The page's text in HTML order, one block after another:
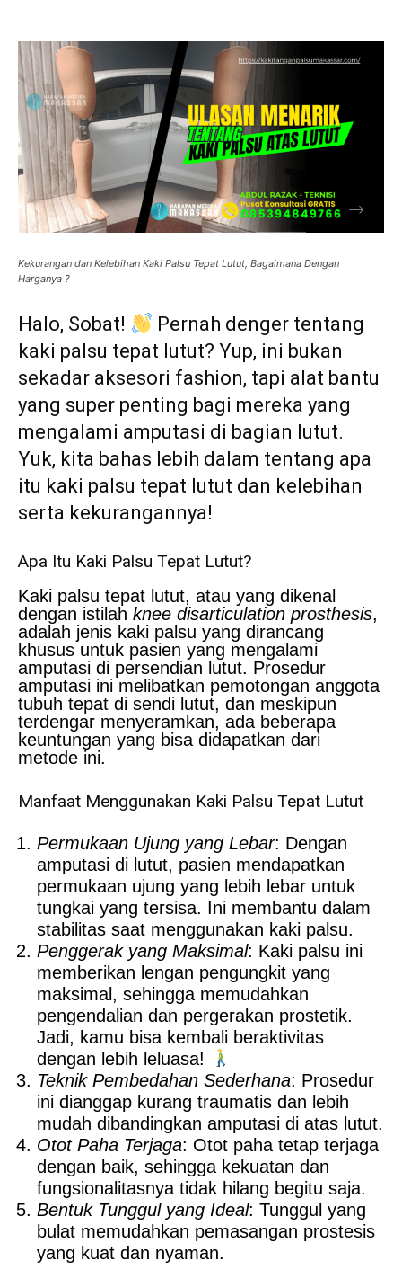
Kekurangan dan Kelebihan Kaki Palsu Tepat Lutut, Bagaimana Dengan
Harganya ?
Halo, Sobat!
Pernah denger tentang
kaki palsu tepat lutut? Yup, ini bukan
sekadar aksesori fashion, tapi alat bantu
yang super penting bagi mereka yang
mengalami amputasi di bagian lutut.
Yuk, kita bahas lebih dalam tentang apa
itu kaki palsu tepat lutut dan kelebihan
serta kekurangannya!
Apa Itu Kaki Palsu Tepat Lutut?
Kaki palsu tepat lutut, atau yang dikenal
dengan istilah knee disarticulation prosthesis,
adalah jenis kaki palsu yang dirancang
khusus untuk pasien yang mengalami
amputasi di persendian lutut. Prosedur
amputasi ini melibatkan pemotongan anggota
tubuh tepat di sendi lutut, dan meskipun
terdengar menyeramkan, ada beberapa
keuntungan yang bisa didapatkan dari
metode ini.
Manfaat Menggunakan Kaki Palsu Tepat Lutut
Permukaan Ujung yang Lebar: Dengan
amputasi di lutut, pasien mendapatkan
permukaan ujung yang lebih lebar untuk
tungkai yang tersisa. Ini membantu dalam
stabilitas saat menggunakan kaki palsu.
Penggerak yang Maksimal: Kaki palsu ini
memberikan lengan pengungkit yang
maksimal, sehingga memudahkan
pengendalian dan pergerakan prostetik.
Jadi, kamu bisa kembali beraktivitas
dengan lebih leluasa!
Teknik Pembedahan Sederhana: Prosedur
ini dianggap kurang traumatis dan lebih
mudah dibandingkan amputasi di atas lutut.
Otot Paha Terjaga: Otot paha tetap terjaga
dengan baik, sehingga kekuatan dan
fungsionalitasnya tidak hilang begitu saja.
Bentuk Tunggul yang Ideal: Tunggul yang
bulat memudahkan pemasangan prostesis
yang kuat dan nyaman.